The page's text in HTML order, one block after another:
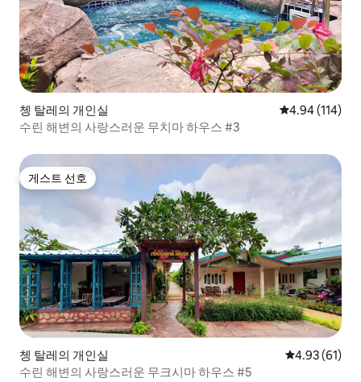
쳉 탈레의 개인실 평점 4.94점(5
4.94 (114)
수린 해변의 사랑스러운 무치마 하우스 #3
게스트 선호
게스트 선호
쳉 탈레의 개인실 평점 4.93점
4.93 (61)
수린 해변의 사랑스러운 무크시마 하우스 #5